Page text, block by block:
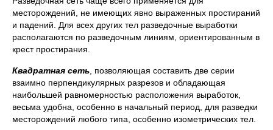
месторождений, не имеющих явно выраженных простираний
и падений. Для всех других тел разведочные выработки
располагаются по разведочным линиям, ориентированным в
крест простирания.
Квадратная сеть , позволяющая составить две серии
взаимно перпендикулярных разрезов и обладающая
наибольшей равномерностью расположения выработок,
весьма удобна, особенно в начальный период, для разведки
месторождений любого типа, особенно изометрических тел.